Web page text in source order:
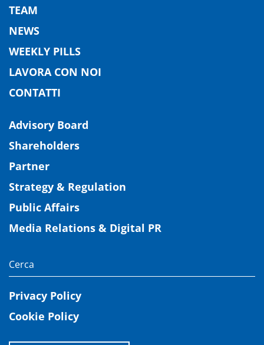
TEAM
NEWS
WEEKLY PILLS
LAVORA CON NOI
CONTATTI
Advisory Board
Shareholders
Partner
Strategy & Regulation
Public Affairs
Media Relations & Digital PR
Privacy Policy
Cookie Policy